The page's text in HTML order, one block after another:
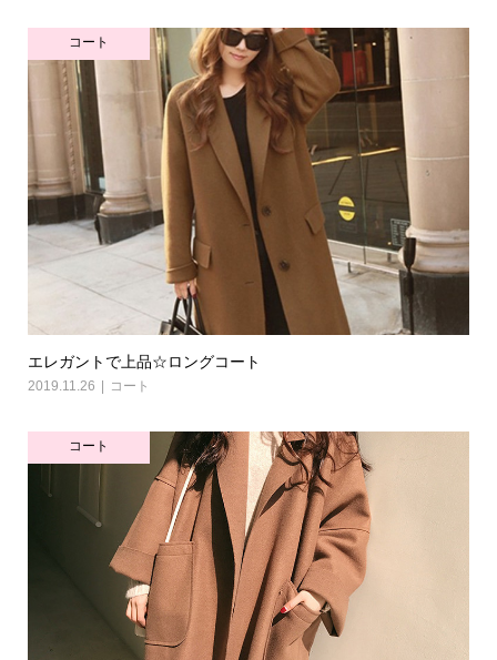
コート
エレガントで上品☆ロングコート
2019.11.26 コート
コート